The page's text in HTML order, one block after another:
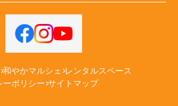
和やかマルシェ レンタルスペース
ーポリシー サイトマップ